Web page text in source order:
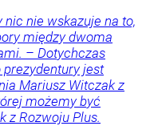
nie wskazuje na to,
między dwoma
– Dotychczas
jest
Mariusz Witczak z
możemy być
z Rozwoju Plus.